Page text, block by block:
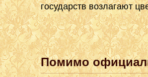
государств возлагают
Помимо